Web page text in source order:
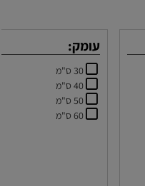
עומק:
30 ס"מ
40 ס"מ
50 ס"מ
60 ס"מ